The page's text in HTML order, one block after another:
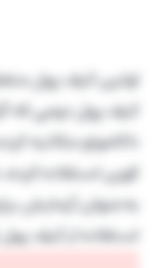
اولین کیف پول
کیف پول دومی که
ناکاموتو مکاتبه
به‌عنوان آزمایش
استفاده از کیف